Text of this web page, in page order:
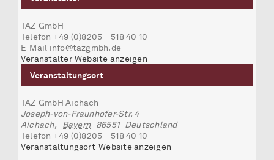
Veranstaltungsort
TAZ GmbH Aichach
Joseph-von-Fraunhofer-Str. 4
Aichach, Bayern 86551
Deutschland
Telefon +49 (0)8205 – 518 40 10
Veranstaltungsort-Website anzeigen
TAZ GmbH
Telefon +49 (0)8205 – 518 40 10
E-Mail info@tazgmbh.de
Veranstalter-Website anzeigen